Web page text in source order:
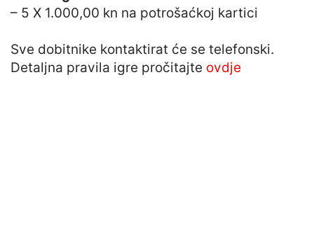
– 5 X 1.000,00 kn na potrošaćkoj kartici
Sve dobitnike kontaktirat će se telefonski.
Detaljna pravila igre pročitajte ovdje